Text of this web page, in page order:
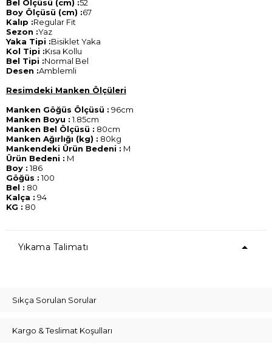
Bel Ölçüsü (cm) :52
Boy Ölçüsü (cm) :67
Kalıp :Regular Fit
Sezon :Yaz
Yaka Tipi :Bisiklet Yaka
Kol Tipi :Kısa Kollu
Bel Tipi :Normal Bel
Desen :Amblemli
Resimdeki Manken Ölçüleri
Manken Göğüs Ölçüsü : 96cm
Manken Boyu :1.85cm
Manken Bel Ölçüsü : 80cm
Manken Ağırlığı (kg) : 80kg
Mankendeki Ürün Bedeni : M
Ürün Bedeni : M
Boy :186
Göğüs :100
Bel : 80
Kalça : 94
KG : 80
Yıkama Talimatı
Sıkça Sorulan Sorular
Kargo & Teslimat Koşulları